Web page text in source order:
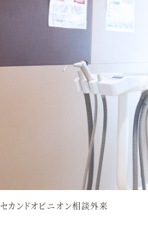
セカンドオピニオン相談外来